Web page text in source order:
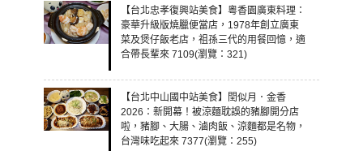
【台北忠孝復興站美食】粵香園廣東料理：
豪華升級版燒臘便當店，1978年創立廣東
菜及煲仔飯老店，祖孫三代的用餐回憶，適
合帶長輩來 7109(瀏覽：321)
【台北中山國中站美食】閏似月．金香
2026：新開幕！被涼麵耽誤的豬腳開分店
啦，豬腳、大腸、滷肉飯、涼麵都是名物，
台灣味吃起來 7377(瀏覽：255)